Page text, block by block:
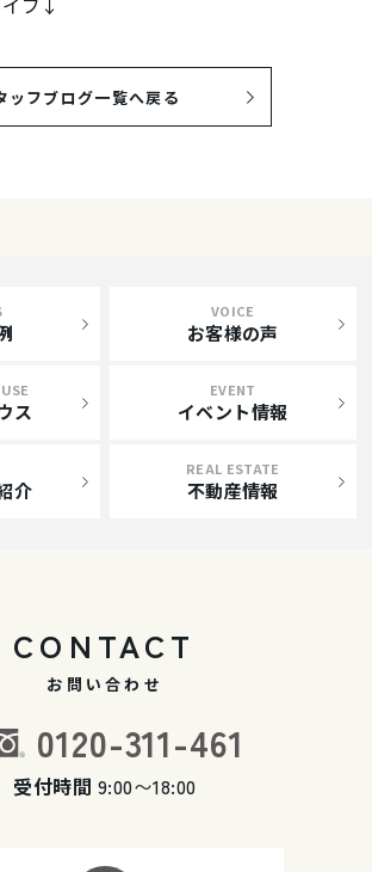
ッフブログ一覧へ戻る
VOICE
お客様の声
ス
EVENT
イベント情報
介
REAL ESTATE
不動産情報
CONTACT
お問い合わせ
0120-311-461
受付時間 9:00〜18:00